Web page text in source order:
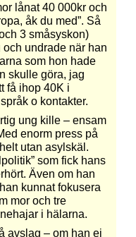
lånat 40 000kr och
åk du med”. Så
3 småsyskon)
undrade när han
som hon hade
skulle göra, jag
få ihop 40K i
o kontakter.
ung kille – ensam
enorm press på
utan asylskäl.
som fick hans
Även om han
kunnat fokusera
mor och tre
i hälarna.
avslag – om han ej